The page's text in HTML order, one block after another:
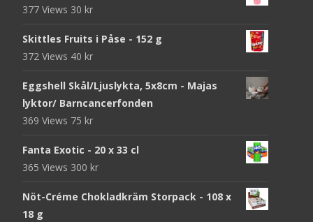
377 Views 30 kr
Skittles Fruits i Påse - 152 g
372 Views 40 kr
Eggshell Skål/Ljuslykta, 5x8cm - Majas
lyktor/ Barncancerfonden
369 Views 75 kr
Fanta Exotic - 20 x 33 cl
365 Views 300 kr
Nöt-Créme Chokladkräm Storpack - 108 x
18 g